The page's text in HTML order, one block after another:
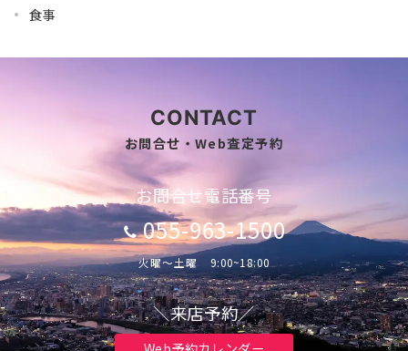
食事
CONTACT
お問合せ・Web査定予約
お問合せ電話番号
055-963-1500
火曜～土曜 9:00~18:00
＼来店予約／